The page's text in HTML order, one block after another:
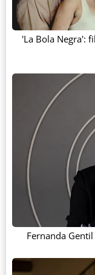
'La Bola Negra':
Fernanda